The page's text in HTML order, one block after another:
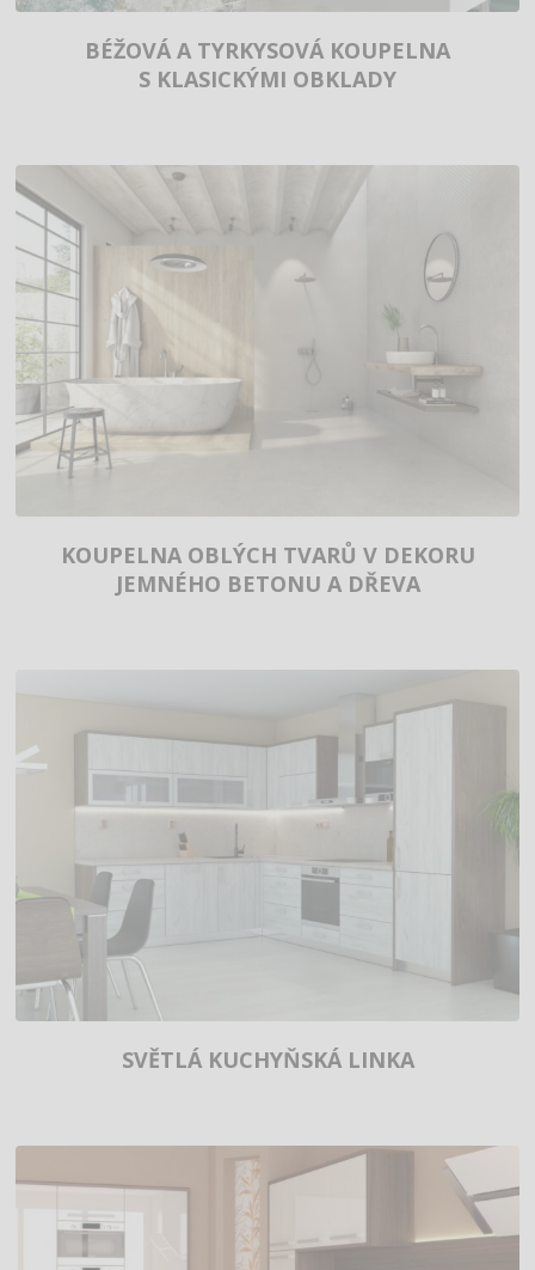
BÉŽOVÁ A TYRKYSOVÁ KOUPELNA
S KLASICKÝMI OBKLADY
KOUPELNA OBLÝCH TVARŮ V DEKORU
JEMNÉHO BETONU A DŘEVA
SVĚTLÁ KUCHYŇSKÁ LINKA